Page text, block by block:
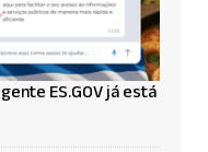
ES.GOV já está